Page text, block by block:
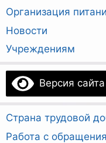
Организация
Новости
Учреждениям
Версия
Страна трудовой
Работа с